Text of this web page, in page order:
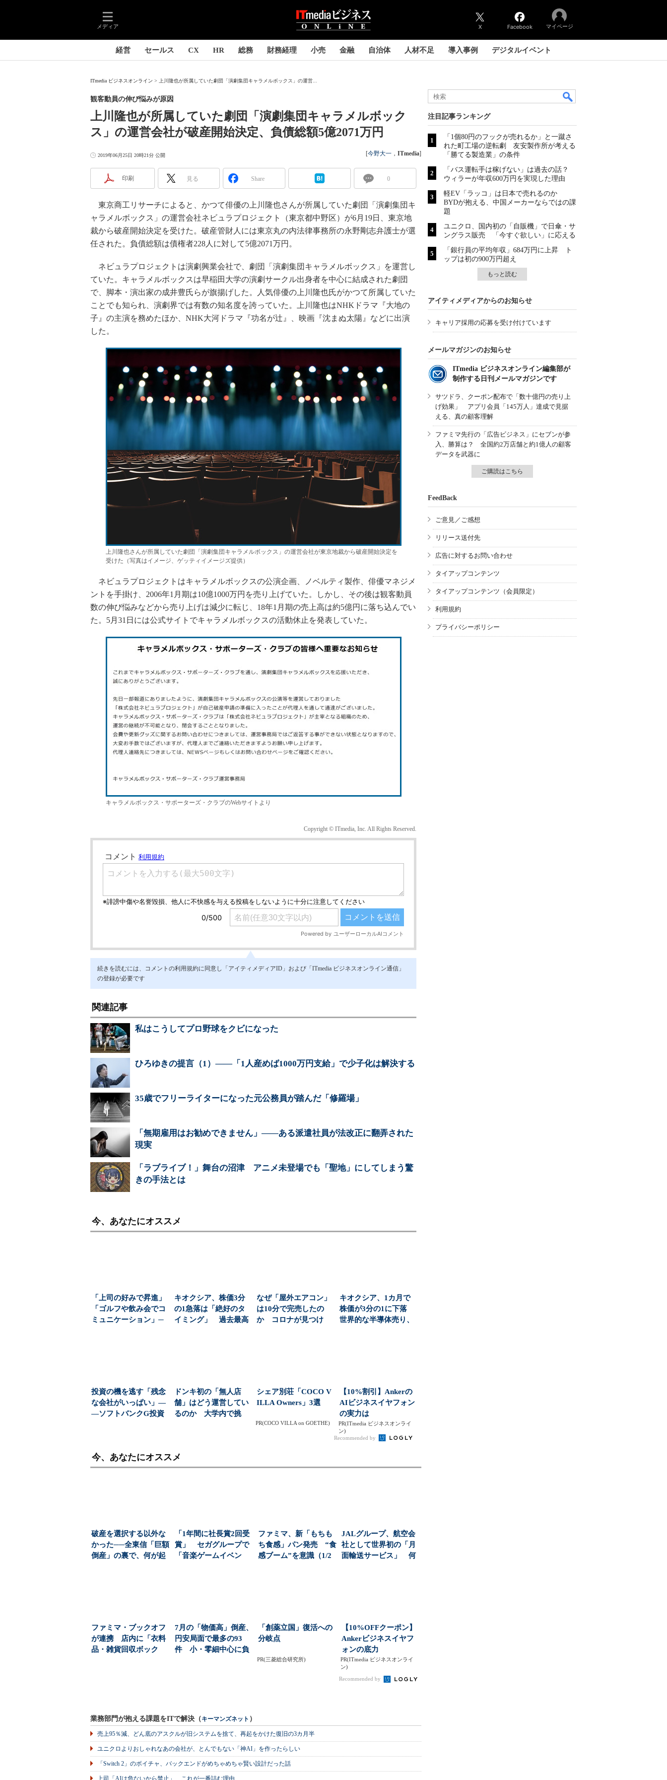
メディア X Facebook マイページ
経営 セールス CX HR 総務 財務経理 小売 金融 自治体 人材不足 導入事例 デジタルイベント
ITmedia ビジネスオンライン 上川隆也が所属していた劇団「演劇集団キャラメルボックス」の運営...
上川隆也が所属していた劇団「演劇集団キャラメルボック
ス」の運営会社が破産開始決定、負債総額5億2071万円
観客動員の伸び悩みが原因
2019年06月25日 20時21分 公開 [今野大一 ， ITmedia]
印刷 見る Share 0
東京商工リサーチによると、かつて俳優の上川隆也さんが所属していた劇団「演劇集団キ
ャラメルボックス」の運営会社ネビュラプロジェクト（東京都中野区）が6月19日、東京地
裁から破産開始決定を受けた。破産管財人には東京丸の内法律事務所の永野剛志弁護士が選
任された。負債総額は債権者228人に対して5億2071万円。
ネビュラプロジェクトは演劇興業会社で、劇団「演劇集団キャラメルボックス」を運営し
ていた。キャラメルボックスは早稲田大学の演劇サークル出身者を中心に結成された劇団
で、脚本・演出家の成井豊氏らが旗揚げした。人気俳優の上川隆也氏がかつて所属していた
ことでも知られ、演劇界では有数の知名度を誇っていた。上川隆也はNHKドラマ『大地の
子』の主演を務めたほか、NHK大河ドラマ『功名が辻』、映画『沈まぬ太陽』などに出演
した。
上川隆也さんが所属していた劇団「演劇集団キャラメルボックス」の運営会社が東京地裁から破産開始決定を
受けた（写真はイメージ、ゲッティイメージズ提供）
ネビュラプロジェクトはキャラメルボックスの公演企画、ノベルティ製作、俳優マネジメ
ントを手掛け、2006年1月期は10億1000万円を売り上げていた。しかし、その後は観客動員
数の伸び悩みなどから売り上げは減少に転じ、18年1月期の売上高は約5億円に落ち込んでい
た。5月31日には公式サイトでキャラメルボックスの活動休止を発表していた。
キャラメルボックス・サポーターズ・クラブのWebサイトより
Copyright © ITmedia, Inc. All Rights Reserved.
続きを読むには、コメントの利用規約に同意し「アイティメディアID」および「ITmedia ビジネスオンライン通信」
の登録が必要です
関連記事
私はこうしてプロ野球をクビになった
ひろゆきの提言（1）――「1人産めば1000万円支給」で少子化は解決する
35歳でフリーライターになった元公務員が踏んだ「修羅場」
「無期雇用はお勧めできません」――ある派遣社員が法改正に翻弄された
現実
「ラブライブ！」舞台の沼津 アニメ未登場でも「聖地」にしてしまう驚
きの手法とは
今、あなたにオススメ
「上司の好みで昇進」
「ゴルフや飲み会でコ
ミュニケーション」─
キオクシア、株価3分
の1急落は「絶好のタ
イミング」 過去最高
なぜ「屋外エアコン」
は10分で完売したの
か コロナが見つけ
キオクシア、1カ月で
株価が3分の1に下落
世界的な半導体売り、
投資の機を逃す「残念
な会社がいっぱい」―
―ソフトバンクG投資
ドンキ初の「無人店
舗」はどう運営してい
るのか 大学内で挑
シェア別荘「COCO V
ILLA Owners」3選
PR(COCO VILLA on GOETHE)
【10%割引】Ankerの
AIビジネスイヤフォン
の実力は
PR(ITmedia ビジネスオンライ
ン)
Recommended by
今、あなたにオススメ
破産を選択する以外な
かった──全東信「巨額
倒産」の裏で、何が起
「1年間に社長賞2回受
賞」 セガグループで
「音楽ゲームイベン
ファミマ、新「もちも
ち食感」パン発売 “食
感ブーム”を意識（1/2
JALグループ、航空会
社として世界初の「月
面輸送サービス」 何
ファミマ・ブックオフ
が連携 店内に「衣料
品・雑貨回収ボック
7月の「物価高」倒産、
円安局面で最多の93
件 小・零細中心に負
「創薬立国」復活への
分岐点
PR(三菱総合研究所)
【10%OFFクーポン】
Ankerビジネスイヤフ
ォンの底力
PR(ITmedia ビジネスオンライ
ン)
Recommended by
業務部門が抱える課題をITで解決（キーマンズネット ）
売上95％減、どん底のアスクルが旧システムを捨て、再起をかけた復旧の3カ月半
ユニクロよりおしゃれなあの会社が、とんでもない「神AI」を作ったらしい
「Switch 2」のボイチャ、バックエンドがめちゃめちゃ賢い設計だった話
上司「AIは危ないから禁止」 これが一番詰む理由
注目記事ランキング
「1個80円のフックが売れるか」と一蹴さ
れた町工場の逆転劇 友安製作所が考える
「勝てる製造業」の条件
「バス運転手は稼げない」は過去の話？
ウィラーが年収600万円を実現した理由
軽EV「ラッコ」は日本で売れるのか
BYDが抱える、中国メーカーならではの課
題
ユニクロ、国内初の「自販機」で日傘・サ
ングラス販売 「今すぐ欲しい」に応える
「銀行員の平均年収」684万円に上昇 ト
ップは初の900万円超え
もっと読む
アイティメディアからのお知らせ
キャリア採用の応募を受け付けています
メールマガジンのお知らせ
ITmedia ビジネスオンライン編集部が
制作する日刊メールマガジンです
サツドラ、クーポン配布で「数十億円の売り上
げ効果」 アプリ会員「145万人」達成で見据
える、真の顧客理解
ファミマ先行の「広告ビジネス」にセブンが参
入、勝算は？ 全国約2万店舗と約1億人の顧客
データを武器に
ご購読はこちら
FeedBack
ご意見／ご感想
リリース送付先
広告に対するお問い合わせ
タイアップコンテンツ
タイアップコンテンツ（会員限定）
利用規約
プライバシーポリシー